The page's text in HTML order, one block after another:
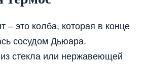
– это колба, которая в конце
сосудом Дьюара.
из стекла или нержавеющей